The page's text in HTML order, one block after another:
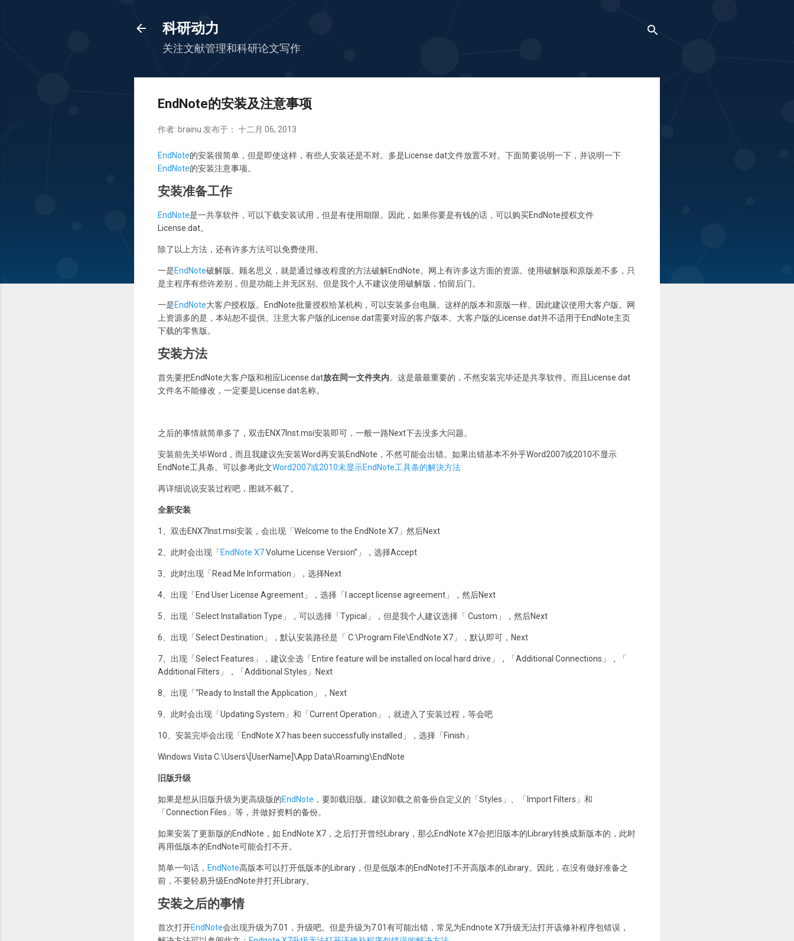
科研动力
关注文献管理和科研论文写作
EndNote的安装及注意事项
作者: brainu 发布于： 十二月 06, 2013
EndNote的安装很简单，但是即使这样，有些人安装还是不对。多是License.dat文件放置不对。下面简要说明一下，并说明一下
EndNote的安装注意事项。
安装准备工作
EndNote是一共享软件，可以下载安装试用，但是有使用期限。因此，如果你要是有钱的话，可以购买EndNote授权文件
License.dat。
除了以上方法，还有许多方法可以免费使用。
一是EndNote破解版。顾名思义，就是通过修改程度的方法破解EndNote。网上有许多这方面的资源。使用破解版和原版差不多，只
是主程序有些许差别，但是功能上并无区别。但是我个人不建议使用破解版，怕留后门。
一是EndNote大客户授权版。EndNote批量授权给某机构，可以安装多台电脑。这样的版本和原版一样。因此建议使用大客户版。网
上资源多的是，本站恕不提供。注意大客户版的License.dat需要对应的客户版本。大客户版的License.dat并不适用于EndNote主页
下载的零售版。
安装方法
首先要把EndNote大客户版和相应License.dat放在同一文件夹内。这是最最重要的，不然安装完毕还是共享软件。而且License.dat
文件名不能修改，一定要是License.dat名称。
之后的事情就简单多了，双击ENX7Inst.msi安装即可，一般一路Next下去没多大问题。
安装前先关毕Word，而且我建议先安装Word再安装EndNote，不然可能会出错。如果出错基本不外乎Word2007或2010不显示
EndNote工具条。可以参考此文Word2007或2010未显示EndNote工具条的解決方法
再详细说说安装过程吧，图就不截了。
全新安装
1、双击ENX7Inst.msi安装，会出现「Welcome to the EndNote X7」然后Next
2、此时会出现「 EndNote X7Volume License Version”」，选择Accept
3、此时出现「Read Me Information」，选择Next
4、出现「End User License Agreement」，选择「I accept license agreement」，然后Next
5、出现「Select Installation Type」，可以选择「Typical」，但是我个人建议选择「 Custom」，然后Next
6、出现「Select Destination」，默认安装路径是「 C:\Program File\EndNote X7」，默认即可，Next
7、出现「Select Features」，建议全选「Entire feature will be installed on local hard drive」，「Additional Connections」，「
Additional Filters」，「Additional Styles」Next
8、出现「“Ready to Install the Application」，Next
9、此时会出现「Updating System」和「Current Operation」，就进入了安装过程，等会吧
10、安装完毕会出现「EndNote X7 has been successfully installed」，选择「Finish」
Windows Vista C:\Users\[UserName]\App Data\Roaming\EndNote
旧版升级
如果是想从旧版升级为更高级版的EndNote ，要卸载旧版。建议卸载之前备份自定义的「Styles」、「Import Filters」和
「Connection Files」等，并做好资料的备份。
如果安装了更新版的EndNote，如 EndNote X7，之后打开曾经Library，那么EndNote X7会把旧版本的Library转换成新版本的，此时
再用低版本的EndNote可能会打不开。
简单一句话， EndNote高版本可以打开低版本的Library，但是低版本的EndNote打不开高版本的Library。因此，在没有做好准备之
前，不要轻易升级EndNote并打开Library。
安装之后的事情
首次打开EndNote会出现升级为7.01，升级吧。但是升级为7.01有可能出错，常见为Endnote X7升级无法打开该修补程序包错误，